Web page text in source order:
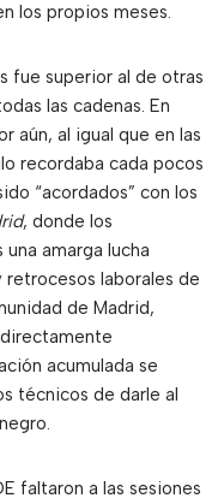
los propios meses.
fue superior al de otras
las cadenas. En
aún, al igual que en las
recordaba cada pocos
“acordados” con los
, donde los
amarga lucha
laborales de
de Madrid,
acumulada se
técnicos de darle al
faltaron a las sesiones